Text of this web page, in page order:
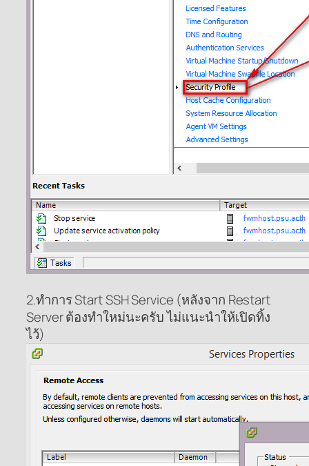
2.ทำการ Start SSH Service (หลังจาก Restart
Server ต้องทำใหม่นะครับ ไม่แนะนำให้เปิดทิ้ง
ไว้)